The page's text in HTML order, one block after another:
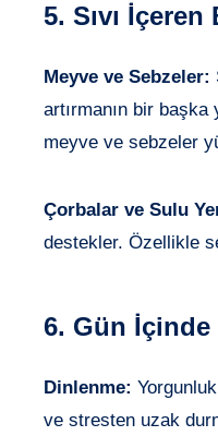
5. Sıvı
Meyve ve Sebzeler:
artırmanın bir
meyve ve sebzeler
Çorbalar ve Sulu
destekler. Özellikle
6. Gün İçinde
Dinlenme:
ve stresten uzak